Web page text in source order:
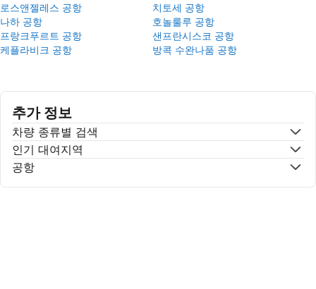
로스앤젤레스 공항
치토세 공항
나하 공항
호놀룰루 공항
프랑크푸르트 공항
샌프란시스코 공항
케플라비크 공항
방콕 수완나품 공항
추가 정보
차량 종류별 검색
인기 대여지역
공항